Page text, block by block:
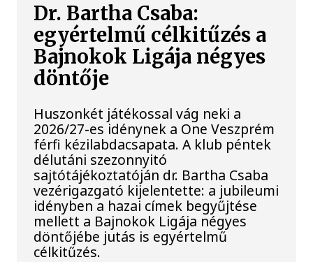
Dr. Bartha Csaba:
egyértelmű célkitűzés a
Bajnokok Ligája négyes
döntője
Huszonkét játékossal vág neki a
2026/27-es idénynek a One Veszprém
férfi kézilabdacsapata. A klub péntek
délutáni szezonnyitó
sajtótájékoztatóján dr. Bartha Csaba
vezérigazgató kijelentette: a jubileumi
idényben a hazai címek begyűjtése
mellett a Bajnokok Ligája négyes
döntőjébe jutás is egyértelmű
célkitűzés.